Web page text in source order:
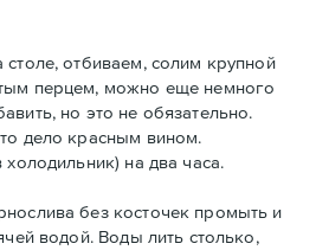
отбиваем, солим крупной
перцем, можно еще немного
но это не обязательно.
дело красным вином.
на два часа.
без косточек промыть и
водой. Воды лить столько,